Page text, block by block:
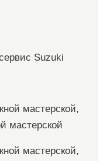
Suzuki
мастерской,
мастерской
мастерской,